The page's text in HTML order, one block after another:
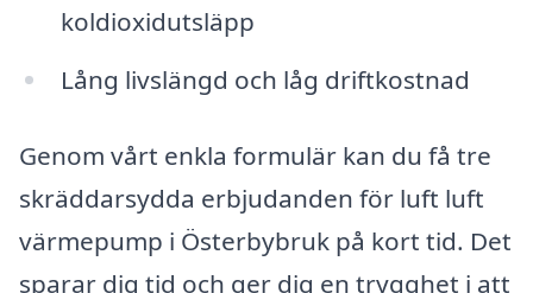
koldioxidutsläpp
Lång livslängd och låg driftkostnad
Genom vårt enkla formulär kan du få tre
skräddarsydda erbjudanden för luft luft
värmepump i Österbybruk på kort tid. Det
sparar dig tid och ger dig en trygghet i att